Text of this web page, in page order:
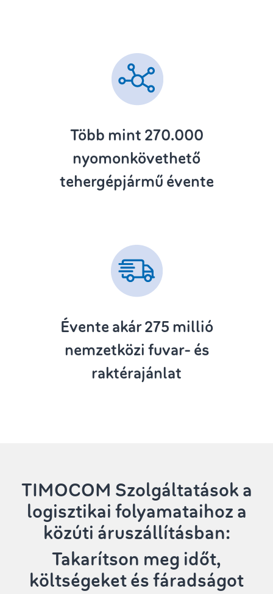
Több mint 270.000
nyomonkövethető
tehergépjármű évente
Évente akár 275 millió
nemzetközi fuvar- és
raktérajánlat
TIMOCOM Szolgáltatásoka
logisztikai folyamataihoz a
közúti áruszállításban:
Takarítson meg időt,
költségeket és fáradságot